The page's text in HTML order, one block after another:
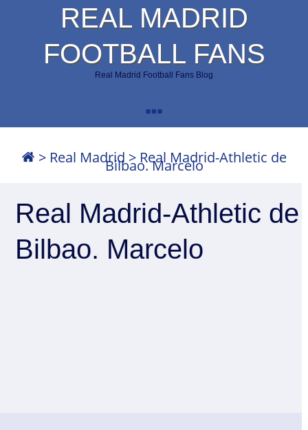
REAL MADRID
FOOTBALL FANS
Real Madrid Football Fans Blog
> Real Madrid > Real Madrid-Athletic de
Bilbao. Marcelo
Real Madrid-Athletic de
Bilbao. Marcelo